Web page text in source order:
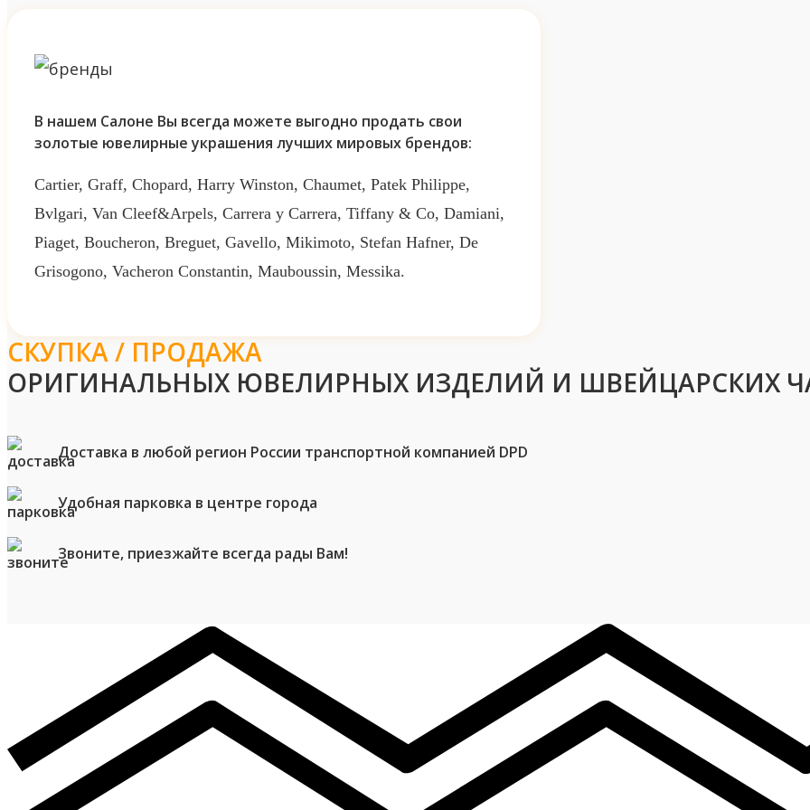
В нашем Салоне Вы всегда можете выгодно продать свои
золотые ювелирные украшения лучших мировых брендов:
Cartier, Graff, Chopard, Harry Winston, Chaumet, Patek Philippe,
Bvlgari, Van Cleef&Arpels, Carrera y Carrera, Tiffany & Co, Damiani,
Piaget, Boucheron, Breguet, Gavello, Mikimoto, Stefan Hafner, De
Grisogono, Vacheron Constantin, Mauboussin, Messika.
СКУПКА / ПРОДАЖА
ОРИГИНАЛЬНЫХ ЮВЕЛИРНЫХ ИЗДЕЛИЙ И ШВЕЙЦАРСКИХ
Доставка в любой регион России транспортной компанией DPD
Удобная парковка в центре города
Звоните, приезжайте всегда рады Вам!